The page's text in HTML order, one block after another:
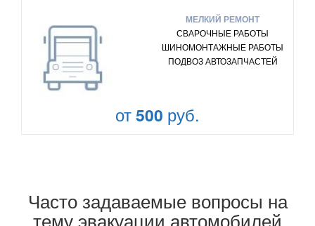
МЕЛКИЙ РЕМОНТ
СВАРОЧНЫЕ РАБОТЫ
ШИНОМОНТАЖНЫЕ РАБОТЫ
ПОДВОЗ АВТОЗАПЧАСТЕЙ
от500 руб.
Часто задаваемые вопросы на
тему эвакуации автомобилей